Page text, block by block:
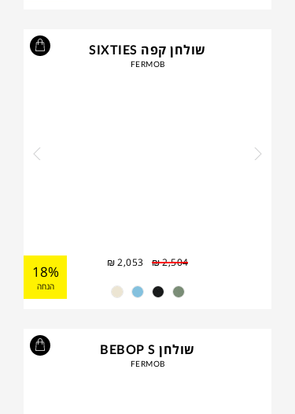
שולחן קפה SIXTIES
FERMOB
₪2,504
₪2,053
18%
הנחה
שולחן BEBOP S
FERMOB